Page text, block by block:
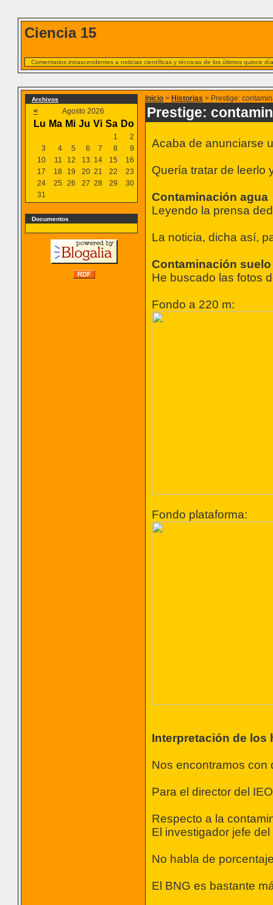
Ciencia 15
Comentarios intrascendentes a noticias científicas y técnicas de los últimos quince
Archivos
< Agosto 2026
Lu Ma Mi Ju Vi Sa Do
1
2
3
4 5 6 7 8
9
10
11 12 13 14 15
16
17
18 19 20 21 22
23
24
25 26 27 28 29
30
31
Documentos
Inicio > Historias > Prestige:
Prestige:
Acaba de anunciarse
Quería tratar de leerlo
Contaminación agua
Leyendo la prensa
La noticia, dicha así,
Contaminación suelo
He buscado las fotos
Fondo a 220 m:
Fondo plataforma:
Interpretación de los
Nos encontramos con
Para el director del
Respecto a la
El investigador jefe
No habla de
El BNG es bastante